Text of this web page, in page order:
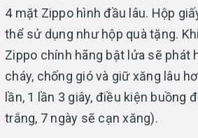
4 mặt Zippo hình đầu lâu. Hộp
thể sử dụng như hộp quà tặng.
Zippo chính hãng bật lửa sẽ phát
cháy, chống gió và giữ xăng lâu
lần, 1 lần 3 giây, điều kiện buồng
trắng, 7 ngày sẽ cạn xăng).